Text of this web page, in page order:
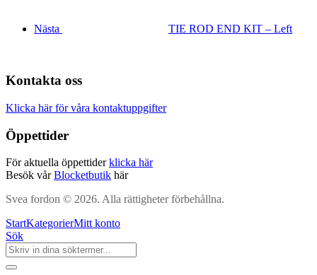
Nästa TIE ROD END KIT – Left
Kontakta oss
Klicka här för våra kontaktuppgifter
Öppettider
För aktuella öppettiderklicka här
Besök vårBlocketbutik här
Svea fordon © 2026. Alla rättigheter förbehållna.
StartKategorierMitt konto
Sök